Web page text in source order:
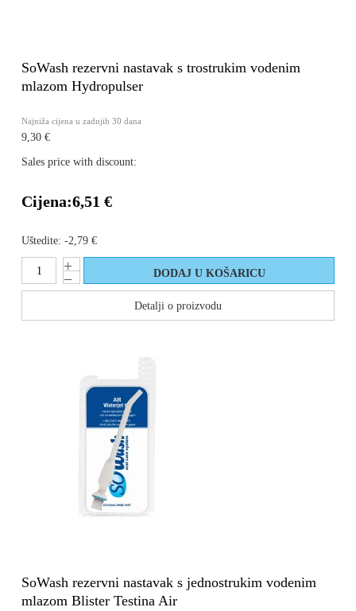
SoWash rezervni nastavak s trostrukim vodenim
mlazom Hydropulser
Najniža cijena u zadnjih 30 dana
9,30 €
Sales price with discount:
Cijena:6,51 €
Uštedite: -2,79 €
Detalji o proizvodu
SoWash rezervni nastavak s jednostrukim vodenim
mlazom Blister Testina Air